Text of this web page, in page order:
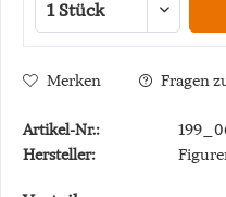
Merken Fragen
Artikel-Nr.:
Hersteller: